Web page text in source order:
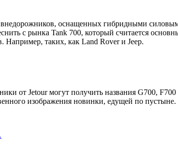
внедорожников, оснащенных гибридными
с рынка Tank 700, который считается
Например, таких, как Land Rover и Jeep.
от Jetour могут получить названия G700,
изображения новинки, едущей по пустыне.